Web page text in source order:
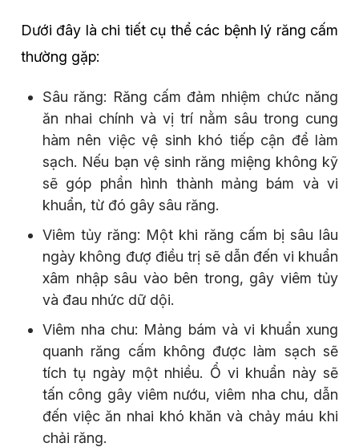
Dưới đây là chi tiết cụ thể các bệnh lý răng cấm
thường gặp:
Sâu răng: Răng cấm đảm nhiệm chức năng
ăn nhai chính và vị trí nằm sâu trong cung
hàm nên việc vệ sinh khó tiếp cận để làm
sạch. Nếu bạn vệ sinh răng miệng không kỹ
sẽ góp phần hình thành mảng bám và vi
khuẩn, từ đó gây sâu răng.
Viêm tủy răng: Một khi răng cấm bị sâu lâu
ngày không đượ điều trị sẽ dẫn đến vi khuẩn
xâm nhập sâu vào bên trong, gây viêm tủy
và đau nhức dữ dội.
Viêm nha chu: Mảng bám và vi khuẩn xung
quanh răng cấm không được làm sạch sẽ
tích tụ ngày một nhiều. Ổ vi khuẩn này sẽ
tấn công gây viêm nướu, viêm nha chu, dẫn
đến việc ăn nhai khó khăn và chảy máu khi
chải răng.